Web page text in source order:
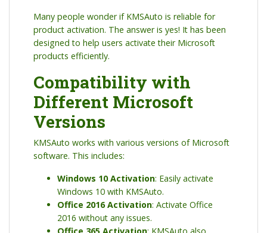
Many people wonder if KMSAuto is reliable for
product activation. The answer is yes! It has been
designed to help users activate their Microsoft
products efficiently.
Compatibility with
Different Microsoft
Versions
KMSAuto works with various versions of Microsoft
software. This includes:
Windows 10 Activation: Easily activate
Windows 10 with KMSAuto.
Office 2016 Activation: Activate Office
2016 without any issues.